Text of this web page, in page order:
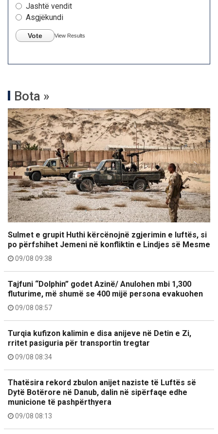
Jashtë vendit
Asgjëkundi
Vote View Results
Bota »
Sulmet e grupit Huthi kërcënojnë zgjerimin e luftës, si
po përfshihet Jemeni në konfliktin e Lindjes së Mesme
09/08 09:38
Tajfuni “Dolphin” godet Azinë/ Anulohen mbi 1,300
fluturime, më shumë se 400 mijë persona evakuohen
09/08 08:57
Turqia kufizon kalimin e disa anijeve në Detin e Zi,
rritet pasiguria për transportin tregtar
09/08 08:34
Thatësira rekord zbulon anijet naziste të Luftës së
Dytë Botërore në Danub, dalin në sipërfaqe edhe
municione të pashpërthyera
09/08 08:13